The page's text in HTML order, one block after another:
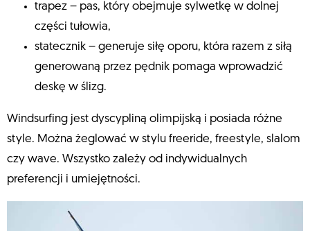
trapez – pas, który obejmuje sylwetkę w dolnej
części tułowia,
statecznik – generuje siłę oporu, która razem z siłą
generowaną przez pędnik pomaga wprowadzić
deskę w ślizg.
Windsurfing jest dyscypliną olimpijską i posiada różne
style. Można żeglować w stylu freeride, freestyle, slalom
czy wave. Wszystko zależy od indywidualnych
preferencji i umiejętności.